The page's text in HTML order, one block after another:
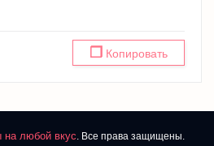
❐ Копировать
на любой вкус. Все права защищены.